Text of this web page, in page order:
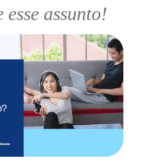
esse assunto!